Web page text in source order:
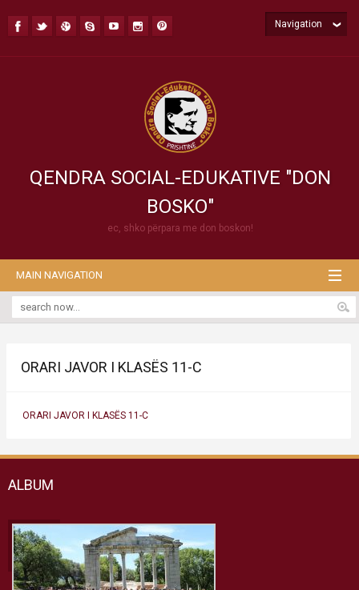
QENDRA SOCIAL-EDUKATIVE "DON
BOSKO"
ec, shko përpara me don boskon!
Navigation
MAIN NAVIGATION
ORARI JAVOR I KLASËS 11-C
ORARI JAVOR I KLASËS 11-C
ALBUM